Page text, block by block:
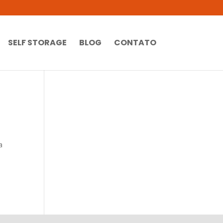
SELF STORAGE BLOG CONTATO